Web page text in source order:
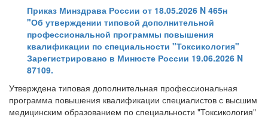
Приказ Минздрава России от 18.05.2026 N 465н
"Об утверждении типовой дополнительной
профессиональной программы повышения
квалификации по специальности "Токсикология"
Зарегистрировано в Минюсте России 19.06.2026 N
87109.
Утверждена типовая дополнительная профессиональная
программа повышения квалификации специалистов с высшим
медицинским образованием по специальности "Токсикология"